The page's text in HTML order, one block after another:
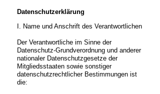
Datenschutzerklärung
I. Name und Anschrift des Verantwortlichen
Der Verantwortliche im Sinne der
Datenschutz-Grundverordnung und anderer
nationaler Datenschutzgesetze der
Mitgliedsstaaten sowie sonstiger
datenschutzrechtlicher Bestimmungen ist
die: